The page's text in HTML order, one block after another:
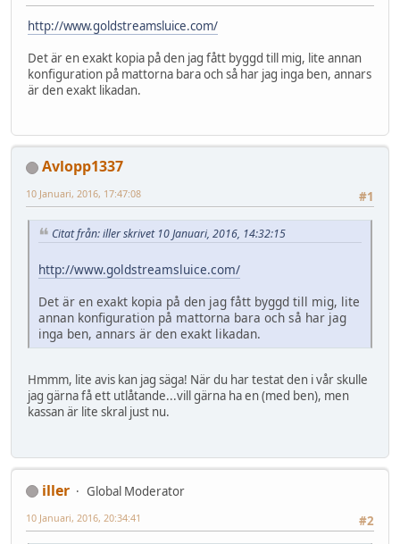
http://www.goldstreamsluice.com/
Det är en exakt kopia på den jag fått byggd till mig, lite annan
konfiguration på mattorna bara och så har jag inga ben, annars
är den exakt likadan.
Avlopp1337
#1
10 Januari, 2016, 17:47:08
Citat från: iller skrivet 10 Januari, 2016, 14:32:15
http://www.goldstreamsluice.com/
Det är en exakt kopia på den jag fått byggd till mig, lite
annan konfiguration på mattorna bara och så har jag
inga ben, annars är den exakt likadan.
Hmmm, lite avis kan jag säga! När du har testat den i vår skulle
jag gärna få ett utlåtande...vill gärna ha en (med ben), men
kassan är lite skral just nu.
iller
Global Moderator
#2
10 Januari, 2016, 20:34:41